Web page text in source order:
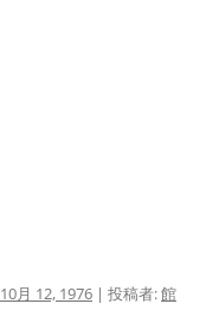
10月 12, 1976 | 投稿者:館